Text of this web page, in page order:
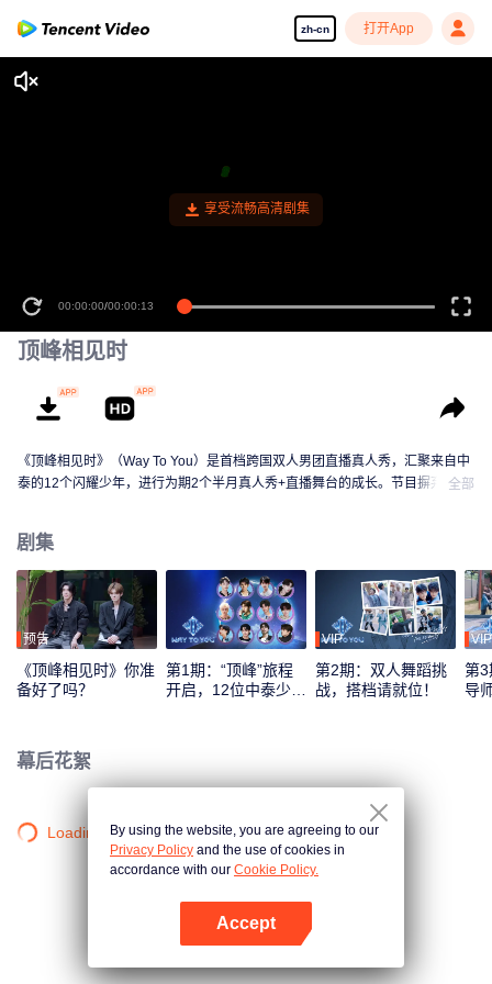
zh-cn 打开App
享受流畅高清剧集
00:00:00/00:00:13
顶峰相见时
《顶峰相见时》（Way To You）是首档跨国双人男团直播真人秀，汇聚来自中
泰的12个闪耀少年，进行为期2个半月真人秀+直播舞台的成长。节目摒弃传统
将在全球舞台上闪耀出道。
全部
剧集
预告
《顶峰相见时》你准
备好了吗？
第1期：“顶峰”旅程
开启，12位中泰少年
VIP
第2期：双人舞蹈挑
战，搭档请就位！
VIP
第3
导
幕后花絮
Loading…By using the website, you are agreeing to our
Privacy Policy and the use of cookies in
accordance with our Cookie Policy.
Accept